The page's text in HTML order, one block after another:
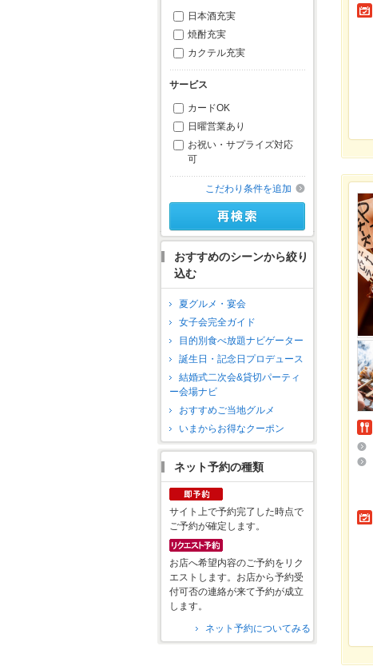
日本酒充実
焼酎充実
カクテル充実
サービス
カードOK
日曜営業あり
お祝い・サプライズ対応
可
こだわり条件を追加
おすすめのシーンから絞り
込む
夏グルメ・宴会
女子会完全ガイド
目的別食べ放題ナビゲーター
誕生日・記念日プロデュース
結婚式二次会&貸切パーティ
ー会場ナビ
おすすめご当地グルメ
いまからお得なクーポン
ネット予約の種類
サイト上で予約完了した時点で
ご予約が確定します。
お店へ希望内容のご予約をリク
エストします。お店から予約受
付可否の連絡が来て予約が成立
します。
ネット予約についてみる